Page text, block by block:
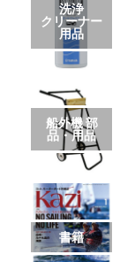
洗浄
クリーナー
用品
船外機 部
品・用品
書籍